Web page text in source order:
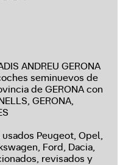
ANDREU GERONA
seminuevos de
de GERONA con
GERONA,
Peugeot, Opel,
Ford, Dacia,
revisados y